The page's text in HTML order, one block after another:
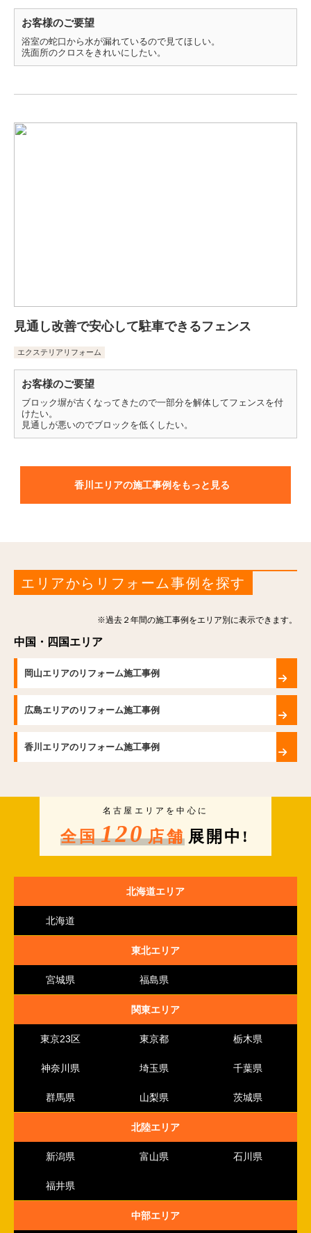
お客様のご要望
浴室の蛇口から水が漏れているので見てほしい。
洗面所のクロスをきれいにしたい。
見通し改善で安心して駐車できるフェンス
エクステリアリフォーム
お客様のご要望
ブロック塀が古くなってきたので一部分を解体してフェンスを付
けたい。
見通しが悪いのでブロックを低くしたい。
香川エリアの施工事例をもっと見る
エリアからリフォーム事例を探す
※過去２年間の施工事例をエリア別に表示できます。
中国・四国エリア
岡山エリアのリフォーム施工事例
広島エリアのリフォーム施工事例
香川エリアのリフォーム施工事例
名古屋エリアを中心に
全国 120 店舗 展開中!
北海道エリア
北海道
東北エリア
宮城県 福島県
関東エリア
東京23区 東京都 栃木県
神奈川県 埼玉県 千葉県
群馬県 山梨県 茨城県
北陸エリア
新潟県 富山県 石川県
福井県
中部エリア